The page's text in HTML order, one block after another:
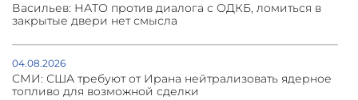
Васильев: НАТО против диалога с ОДКБ, ломиться в
закрытые двери нет смысла
04.08.2026
СМИ: США требуют от Ирана нейтрализовать ядерное
топливо для возможной сделки